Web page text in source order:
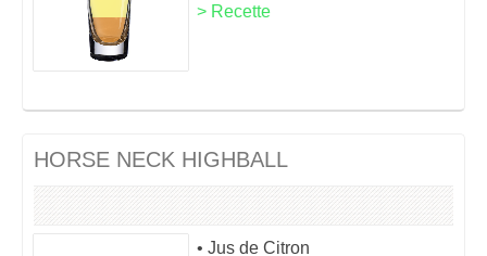
> Recette
HORSE NECK HIGHBALL
• Jus de Citron